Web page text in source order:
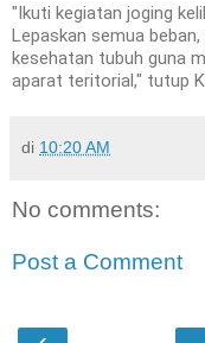
"Ikuti kegiatan joging
Lepaskan semua
kesehatan tubuh guna
aparat teritorial," tutup
di 10:20 AM
No comments:
Post a Comment